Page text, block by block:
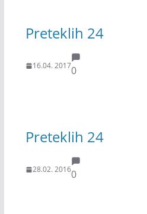
Preteklih 24
16.04. 20170
Preteklih 24
28.02. 20160